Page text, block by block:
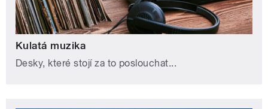
Kulatá muzika
Desky, které stojí za to poslouchat...